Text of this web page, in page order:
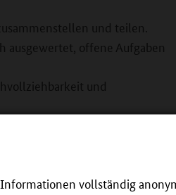
vollständig
und teilen.
ausgewertet, offene Aufgaben
und